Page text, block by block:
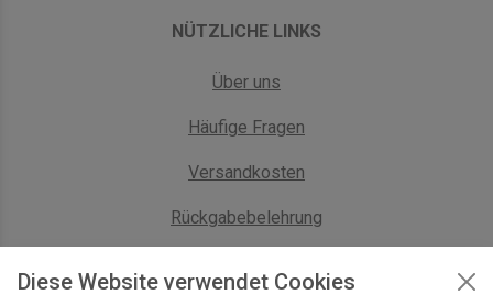
Diese Website verwendet Cookies
NÜTZLICHE LINKS
Über uns
Häufige Fragen
Versandkosten
Rückgabebelehrung